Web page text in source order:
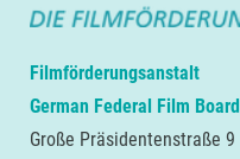
Filmförderungsanstalt
German Federal Film Board
Große Präsidentenstraße 9